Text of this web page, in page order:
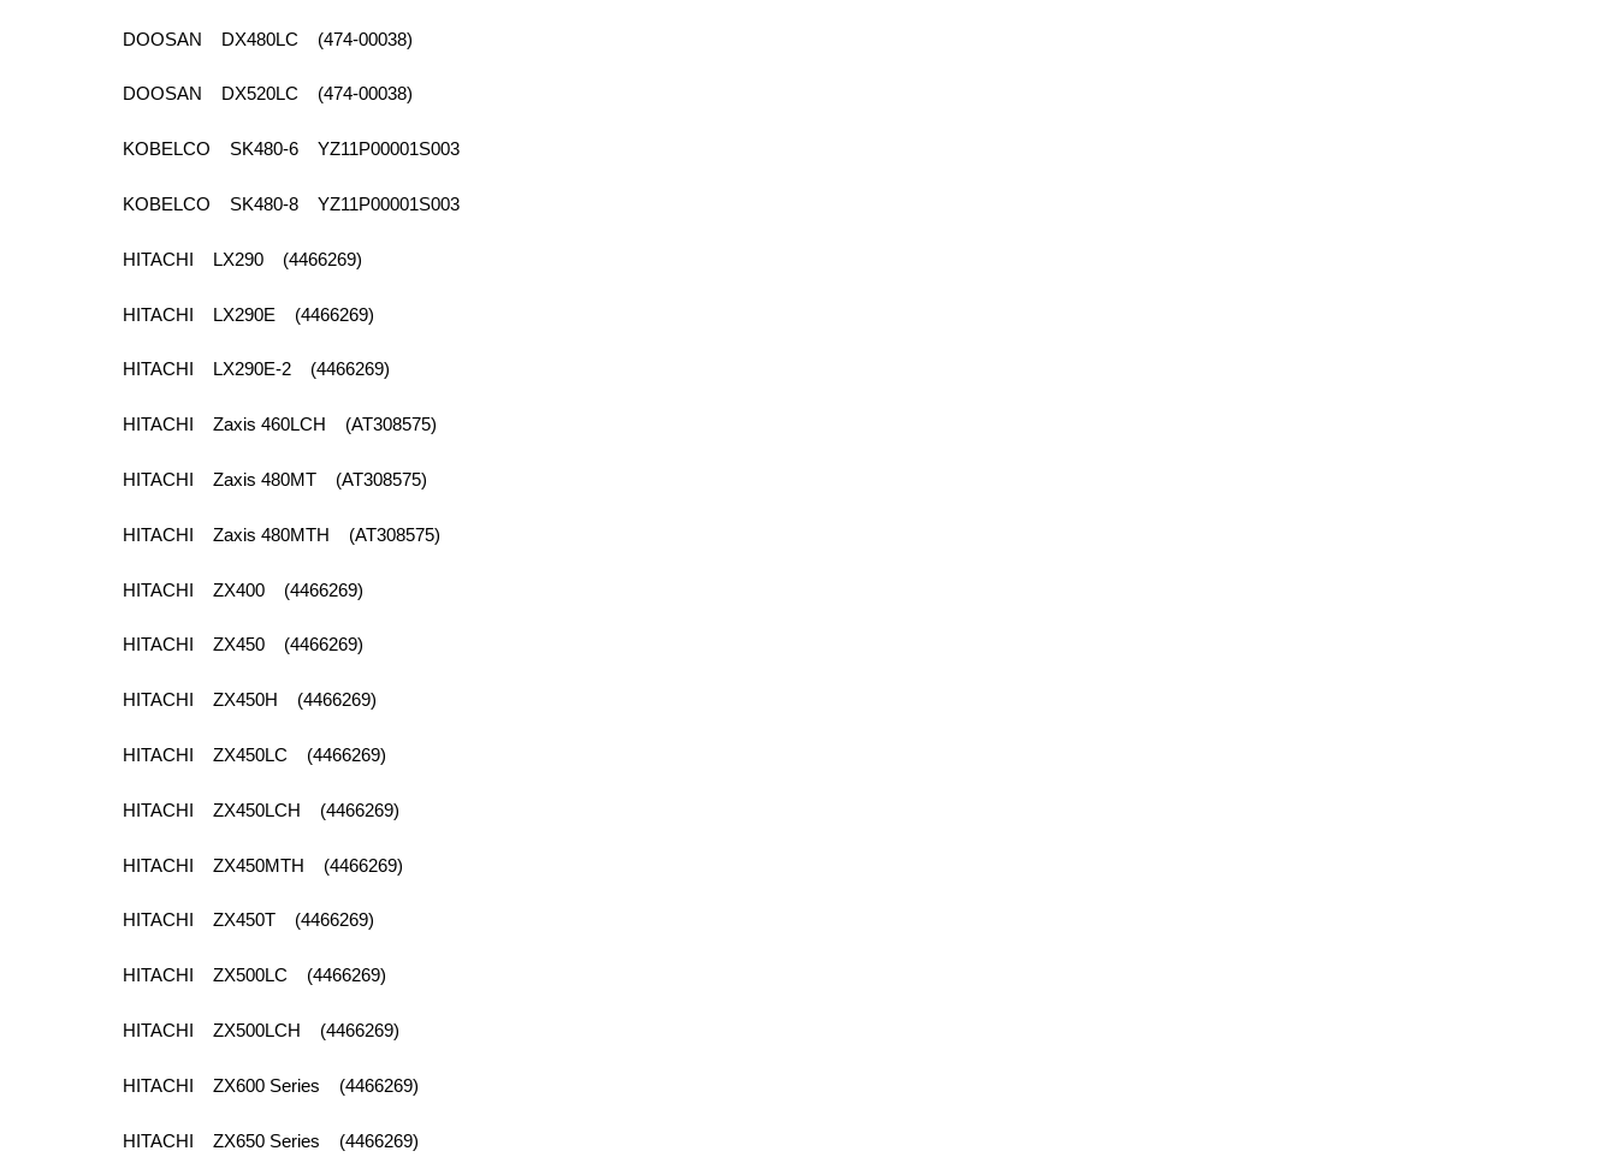
DOOSAN DX480LC (474-00038)
DOOSAN DX520LC (474-00038)
KOBELCO SK480-6 YZ11P00001S003
KOBELCO SK480-8 YZ11P00001S003
HITACHI LX290 (4466269)
HITACHI LX290E (4466269)
HITACHI LX290E-2 (4466269)
HITACHI Zaxis 460LCH (AT308575)
HITACHI Zaxis 480MT (AT308575)
HITACHI Zaxis 480MTH (AT308575)
HITACHI ZX400 (4466269)
HITACHI ZX450 (4466269)
HITACHI ZX450H (4466269)
HITACHI ZX450LC (4466269)
HITACHI ZX450LCH (4466269)
HITACHI ZX450MTH (4466269)
HITACHI ZX450T (4466269)
HITACHI ZX500LC (4466269)
HITACHI ZX500LCH (4466269)
HITACHI ZX600 Series (4466269)
HITACHI ZX650 Series (4466269)